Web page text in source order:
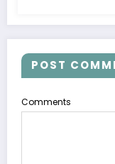
POST
Comments